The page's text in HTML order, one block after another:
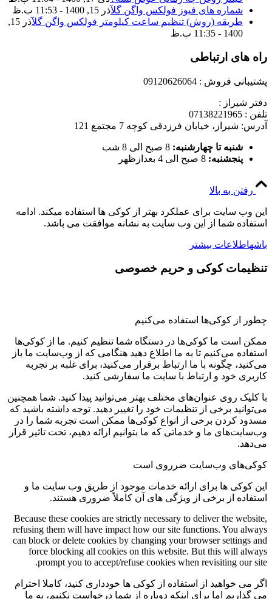
شماره های فیوز فولکس واگن گلآذر 15, 1400 - 11:53 ب.ظ
طریقه (روش) تنظیم ساعت کیلومتر فولکس واگن گل
آذر 15,
1400 - 11:35 ب.ظ
راه های ارتباطی
پشتیبانی فروش : 09120626064
دفتر شیراز :
تلفن : 07138221965
آدرس: شیراز، خیابان فرزدقی کوچه 7 مجتمع 121
شنبه تا چهارشنبه: 8 صبح الی 8 شب
پنجشنبه: 8 صبح الی 4 بعدازظهر
رفتن به بالا
این وب سایت برای عملکرد بهتر از کوکی ها استفاده میکند. ادامه
استفاده شما از این وب سایت به نشانه موافقت می باشد.
باشهاطلاعات بیشتر
تنظیمات کوکی و حریم خصوصی
چطور از کوکی‌ها استفاده می‌کنیم
ممکن است ما کوکی‌ها در دستگاه شما تنظیم کنیم. ما از کوکی‌ها
استفاده می‌کنیم تا به ما اطلاع دهید هنگامی که از وب‌سایت ما باز
می‌کنید، چگونه با ما ارتباط برقرار می‌کنید، برای غلبه بر تجربه
کاربری خود و ارتباط با سایت ما سفارشی کنید.
با کلیک روی عنوان‌های مختلف بهتر می‌توانید پیدا کنید. شما همچنین
می‌توانید برخی از تنظیمات خود را تغییر دهید. توجه داشته باشید که
مسدود کردن برخی از انواع کوکی‌ها ممکن است تجربه شما را در
وب‌سایت‌های ما و خدماتی که ما بتوانیم ارائه دهیم، تحت تاثیر قرار
می‌دهد.
کوکی‌های وب‌سایت ضرروی است
این کوکی ها برای ارائه خدمات موجود از طریق وب سایت ما و
استفاده از برخی از ویژگی های آن کاملاً ضروری هستند.
Because these cookies are strictly necessary to deliver the website,
refusing them will have impact how our site functions. You always
can block or delete cookies by changing your browser settings and
force blocking all cookies on this website. But this will always
prompt you to accept/refuse cookies when revisiting our site.
اگر می خواهید از استفاده از کوکی ها خودداری کنید، کاملا احترام
می گذاریم اما برای اینکه دوباره از شما درخواست نکنیم، به ما